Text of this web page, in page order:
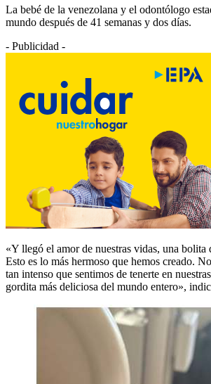
La bebé de la venezolana y el odontólogo
mundo después de 41 semanas y dos días.
- Publicidad -
«Y llegó el amor de nuestras vidas, una bolita
Esto es lo más hermoso que hemos creado.
tan intenso que sentimos de tenerte en
gordita más deliciosa del mundo entero»,